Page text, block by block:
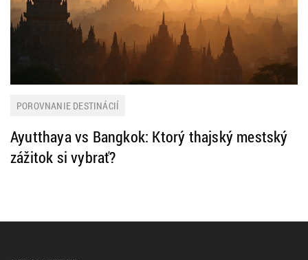
POROVNANIE DESTINÁCIÍ
Ayutthaya vs Bangkok: Ktorý thajský mestský
zážitok si vybrať?